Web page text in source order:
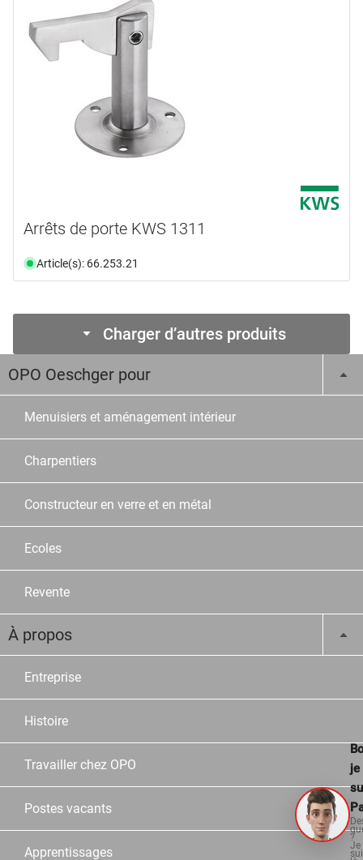
Arrêts de porte KWS 1311
Article(s): 66.253.21
Charger d’autres produits
OPO Oeschger pour
Menuisiers et aménagement intérieur
Charpentiers
Constructeur en verre et en métal
Ecoles
Revente
À propos
Entreprise
Histoire
Travailler chez OPO
Postes vacants
Apprentissages
je
?
Je